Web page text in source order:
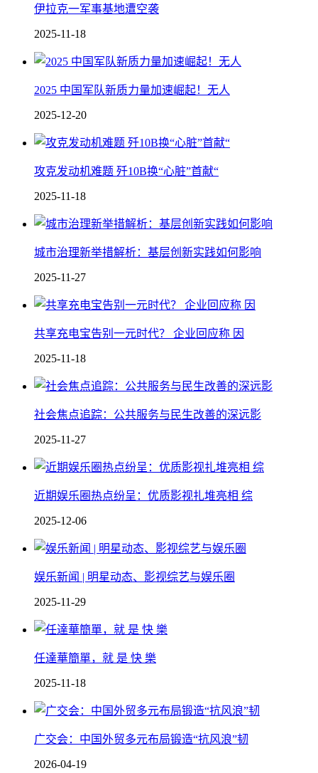
伊拉克一军事基地遭空袭
2025-11-18
2025 中国军队新质力量加速崛起！无人
2025-12-20
攻克发动机难题 歼10B换“心脏”首献“
2025-11-18
城市治理新举措解析：基层创新实践如何影响
2025-11-27
共享充电宝告别一元时代？ 企业回应称 因
2025-11-18
社会焦点追踪：公共服务与民生改善的深远影
2025-11-27
近期娱乐圈热点纷呈：优质影视扎堆亮相 综
2025-12-06
娱乐新闻 | 明星动态、影视综艺与娱乐圈
2025-11-29
任達華簡單，就 是 快 樂
2025-11-18
广交会：中国外贸多元布局锻造“抗风浪”韧
2026-04-19